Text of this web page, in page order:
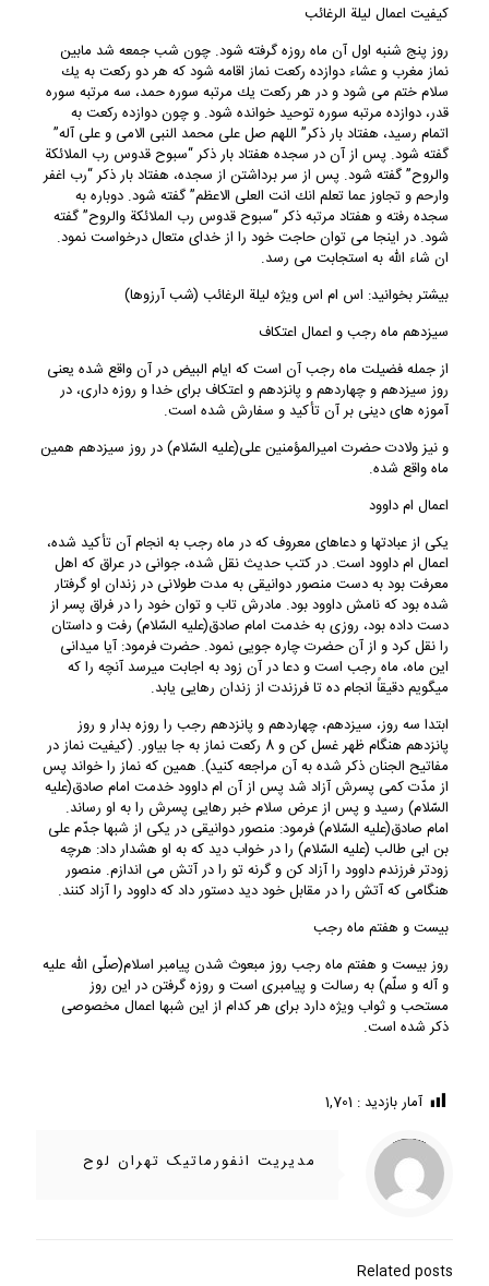
کیفیت اعمال لیلة الرغائب
روز پنج شنبه اول آن ماه روزه گرفته شود. چون شب جمعه شد مابین
نماز مغرب و عشاء دوازده ركعت نماز اقامه شود كه هر دو ركعت به یك
سلام ختم می شود و در هر ركعت یك مرتبه سوره حمد، سه مرتبه سوره
قدر، دوازده مرتبه سوره توحید خوانده شود. و چون دوازده ركعت به
اتمام رسید، هفتاد بار ذكر” اللهم صل علی محمد النبی الامی و علی آله”
گفته شود. پس از آن در سجده هفتاد بار ذكر “سبوح قدوس رب الملائكة
والروح” گفته شود. پس از سر برداشتن از سجده، هفتاد بار ذكر “رب اغفر
وارحم و تجاوز عما تعلم انك انت العلی الاعظم” گفته شود. دوباره به
سجده رفته و هفتاد مرتبه ذكر “سبوح قدوس رب الملائكة والروح” گفته
شود. در اینجا می توان حاجت خود را از خدای متعال درخواست نمود.
ان شاء الله به استجابت می رسد.
بیشتر بخوانید: اس ام اس ویژه لیلة الرغائب (شب آرزوها)
سیزدهم ماه رجب و اعمال اعتکاف
از جمله فضیلت ماه رجب آن است که ایام البیض در آن واقع شده یعنی
روز سیزدهم و چهاردهم و پانزدهم و اعتکاف برای خدا و روزه ‏داری، در
آموزه‏ های دینی بر آن تأکید و سفارش شده است.
و نیز ولادت حضرت امیرالمؤمنین علی(علیه السّلام) در روز سیزدهم همین
ماه واقع شده.
اعمال ام داوود
یکی از عبادتها و دعاهای معروف که در ماه رجب به انجام آن تأکید شده،
اعمال ام‏ داوود است. در کتب حدیث نقل شده، جوانی در عراق که اهل
معرفت بود به دست منصور دوانیقی به مدت طولانی در زندان او گرفتار
شده بود که نامش داوود بود. مادرش تاب و توان خود را در فراق پسر از
دست داده بود، روزی به خدمت امام صادق(علیه السّلام) رفت و داستان
را نقل کرد و از آن حضرت چاره‏ جویی نمود. حضرت فرمود: آیا می‏دانی
این ماه، ماه رجب است و دعا در آن زود به اجابت می‏رسد آنچه را که
می‏گویم دقیقاً انجام ده تا فرزندت از زندان رهایی یابد.
ابتدا سه روز، سیزدهم، چهاردهم و پانزدهم رجب را روزه ‏بدار و روز
پانزدهم هنگام ظهر غسل کن و 8 رکعت نماز به جا بیاور. (کیفیت نماز در
مفاتیح الجنان ذکر شده به آن مراجعه کنید). همین که نماز را خواند پس
از مدّت کمی پسرش آزاد شد پس از آن ام داوود خدمت امام صادق(علیه
السّلام) رسید و پس از عرض سلام خبر رهایی پسرش را به او رساند.
امام صادق(علیه السّلام) فرمود: منصور دوانیقی در یکی از شب‏ها جدّم علی
بن ابی طالب (علیه السّلام) را در خواب دید که به او هشدار داد: هرچه
زودتر فرزندم داوود را آزاد کن و گرنه تو را در آتش می ‏اندازم. منصور
هنگامی که آتش را در مقابل خود دید دستور داد که داوود را آزاد کنند.
بیست و هفتم ماه رجب
روز بیست و هفتم ماه رجب روز مبعوث شدن پیامبر اسلام(صلّی الله علیه
و آله و سلّم) به رسالت و پیامبری است و روزه گرفتن در این روز
مستحب و ثواب ویژه دارد برای هر کدام از این شب‏ها اعمال مخصوصی
ذکر شده است.
آمار بازدید : 1,701
Warning
/home/ifapasar/tehranloh1.ir/wp-content/themes/betheme-2196/includes/content-single.php
on line
286
مدیریت انفورماتیک تهران لوح
Related posts